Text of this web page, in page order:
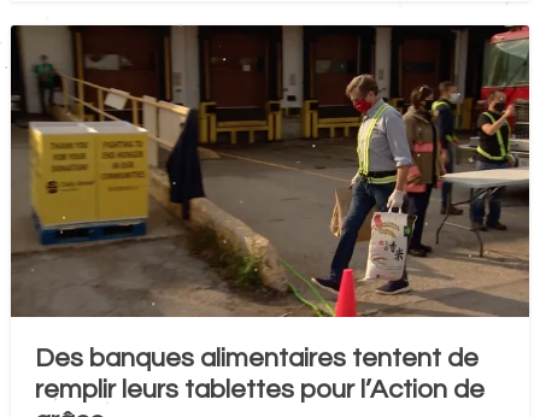
Des banques alimentaires tentent de
remplir leurs tablettes pour l’Action de